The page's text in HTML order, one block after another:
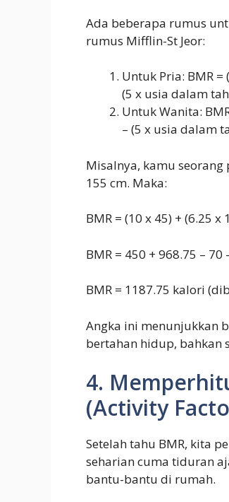
Ada beberapa rumus
rumus Mifflin-St Jeor:
Untuk Pria: BMR
(5 x usia dalam
Untuk Wanita:
– (5 x usia dalam
Misalnya, kamu
155 cm. Maka:
BMR = (10 x 45) + (6.25 x
BMR = 450 + 968.75 – 70
BMR = 1187.75 kalori
Angka ini menunjukkan
bertahan hidup, bahkan
4.
(Activity
Setelah tahu BMR, kita
seharian cuma tiduran
bantu-bantu di rumah.